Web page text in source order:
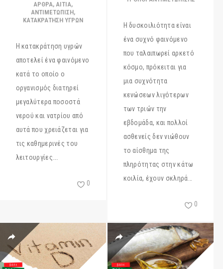
ΆΡΘΡΑ, ΑΙΤΙΑ,
ΑΝΤΙΜΕΤΩΠΙΣΗ,
ΚΑΤΑΚΡΑΤΗΣΗ ΥΓΡΩΝ
Η κατακράτηση υγρών
αποτελεί ένα φαινόμενο
κατά το οποίο ο
οργανισμός διατηρεί
μεγαλύτερα ποσοστά
νερού και νατρίου από
αυτά που χρειάζεται για
τις καθημερινές του
λειτουργίες….
0
Η δυσκοιλιότητα είναι
ένα συχνό φαινόμενο
που ταλαιπωρεί αρκετό
κόσμο, πρόκειται για
μια συχνότητα
κενώσεων λιγότερων
των τριών την
εβδομάδα, και πολλοί
ασθενείς δεν νιώθουν
το αίσθημα της
πληρότητας στην κάτω
κοιλία, έχουν σκληρά…
0